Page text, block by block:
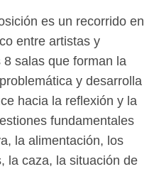
es un recorrido en
entre artistas y
salas que forman la
y desarrolla
hacia la reflexión y la
fundamentales
la alimentación, los
la caza, la situación de